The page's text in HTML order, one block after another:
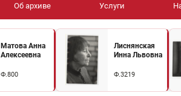
Об архиве Услуги
Матова Анна
Алексеевна
Ф.800
Лиснянская
Инна Львовна
Ф.3219